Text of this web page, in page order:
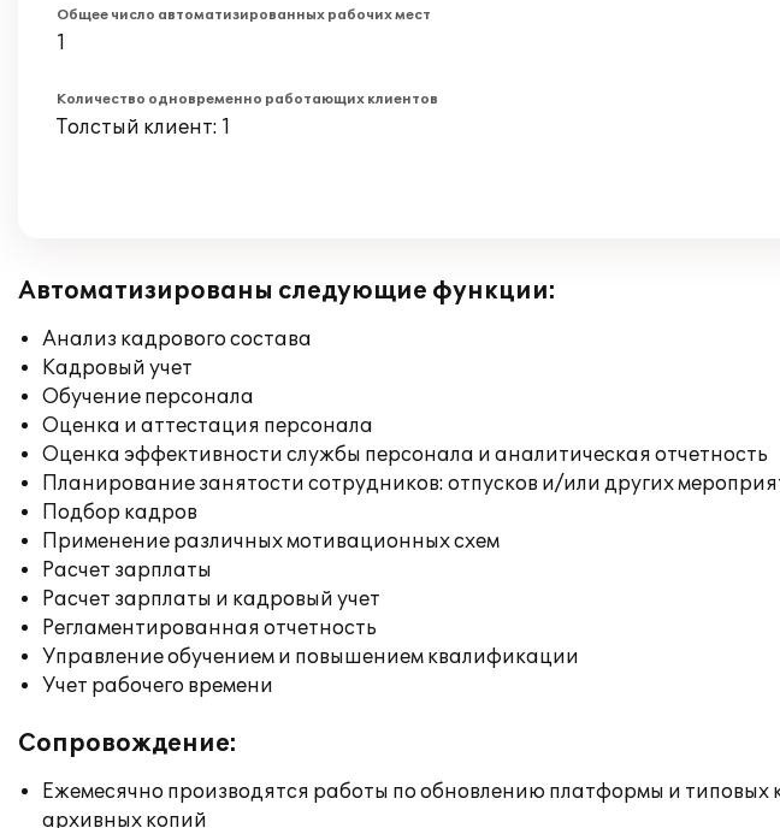
Общее число автоматизированных рабочих мест
1
Количество одновременно работающих клиентов
Толстый клиент: 1
Автоматизированы следующие функции:
Анализ кадрового состава
Кадровый учет
Обучение персонала
Оценка и аттестация персонала
Оценка эффективности службы персонала и аналитическая отчетность
Планирование занятости сотрудников: отпусков и/или других
Подбор кадров
Применение различных мотивационных схем
Расчет зарплаты
Расчет зарплаты и кадровый учет
Регламентированная отчетность
Управление обучением и повышением квалификации
Учет рабочего времени
Сопровождение:
Ежемесячно производятся работы по обновлению платформы и
архивных копий